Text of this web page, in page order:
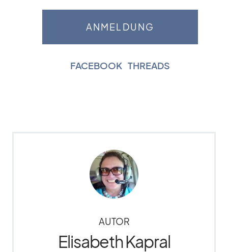
FACEBOOK THREADS
AUTOR
Elisabeth Kapral